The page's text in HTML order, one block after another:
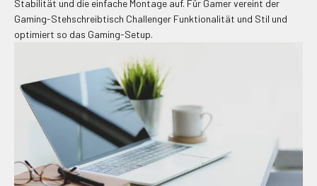
Stabilität und die einfache Montage auf. Für Gamer vereint der
Gaming-Stehschreibtisch Challenger Funktionalität und Stil und
optimiert so das Gaming-Setup.